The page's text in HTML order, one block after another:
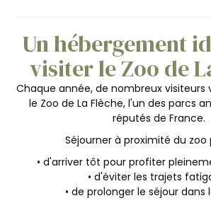
Un hébergement
visiter le Zoo de
Chaque année, de nombreux visiteurs
le Zoo de La Flèche, l'un des parcs
réputés de France.
Séjourner à proximité du zoo
• d'arriver tôt pour profiter
• d'éviter les trajets
• de prolonger le séjour dans